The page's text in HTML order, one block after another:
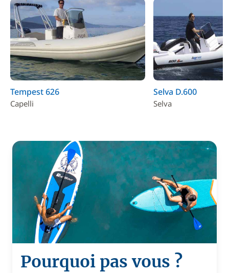
Tempest 626
Capelli
Selva D.600
Selva
Pourquoi pas vous ?